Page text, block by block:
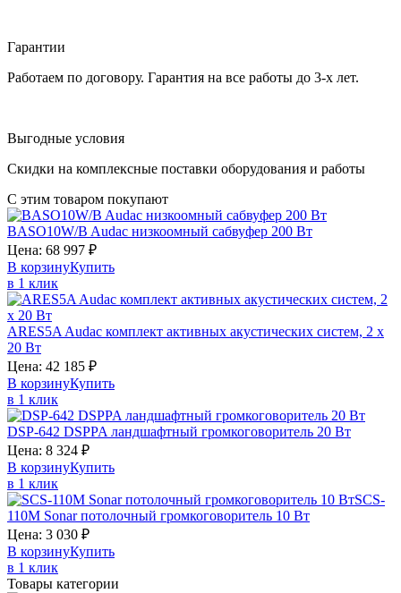
Гарантии
Работаем по договору. Гарантия на все работы до 3-х лет.
Выгодные условия
Скидки на комплексные поставки оборудования и работы
С этим товаром покупают
BASO10W/B Audac низкоомный сабвуфер 200 Вт
Цена: 68 997 ₽
В корзинуКупить
в 1 клик
ARES5AAudac комплект активных акустических систем, 2 х
20 Вт
Цена: 42 185 ₽
В корзинуКупить
в 1 клик
DSP-642 DSPPAландшафтный громкоговоритель 20 Вт
Цена: 8 324 ₽
В корзинуКупить
в 1 клик
SCS-
110M Sonarпотолочный громкоговоритель 10 Вт
Цена: 3 030 ₽
В корзинуКупить
в 1 клик
Товары категории